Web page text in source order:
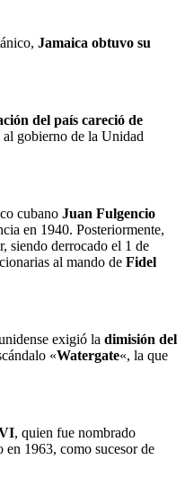
Jamaica obtuvo su
del país careció de
al gobierno de la Unidad
cubano Juan Fulgencio
en 1940. Posteriormente,
siendo derrocado el 1 de
al mando de Fidel
exigió la dimisión del
«Watergate«, la que
, quien fue nombrado
en 1963, como sucesor de